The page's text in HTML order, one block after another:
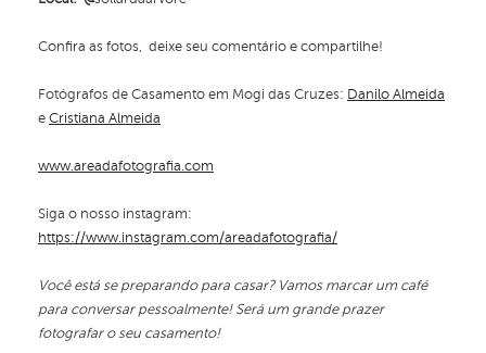
Confira as fotos, deixe seu comentário e compartilhe!
Fotógrafos de Casamento em Mogi das Cruzes: Danilo Almeida
e Cristiana Almeida
www.areadafotografia.com
Siga o nosso instagram:
https://www.instagram.com/areadafotografia/
Você está se preparando para casar? Vamos marcar um café
para conversar pessoalmente! Será um grande prazer
fotografar o seu casamento!